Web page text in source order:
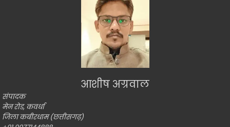
आशीष अग्रवाल
संपादक
मेन रोड, कवर्धा
जिला कबीरधाम (छत्तीसगढ़)